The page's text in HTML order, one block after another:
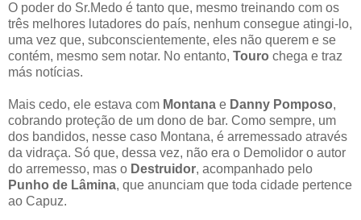
O poder do Sr.Medo é tanto que, mesmo treinando com os
três melhores lutadores do país, nenhum consegue atingi-lo,
uma vez que, subconscientemente, eles não querem e se
contém, mesmo sem notar. No entanto, Touro chega e traz
más notícias.
Mais cedo, ele estava com Montana e Danny Pomposo,
cobrando proteção de um dono de bar. Como sempre, um
dos bandidos, nesse caso Montana, é arremessado através
da vidraça. Só que, dessa vez, não era o Demolidor o autor
do arremesso, mas o Destruidor, acompanhado pelo
Punho de Lâmina, que anunciam que toda cidade pertence
ao Capuz.